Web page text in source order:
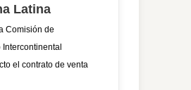
Latina
Comisión de
Intercontinental
el contrato de venta